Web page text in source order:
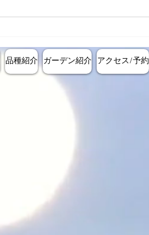
進んでいます。
品種紹介 ガーデン紹介 アクセス/予約